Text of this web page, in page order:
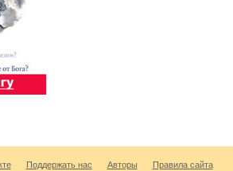
Поддержать нас Авторы Правила сайта